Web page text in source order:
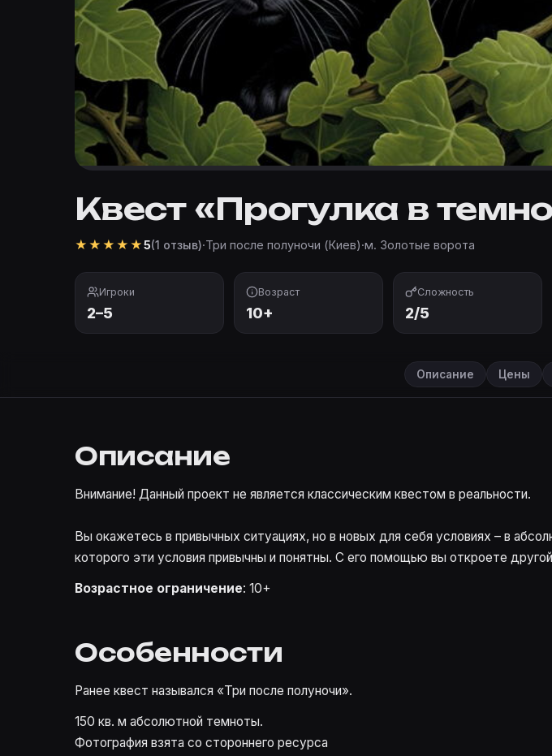
Квест «Прогулка в
★ ★ ★ ★ ★5(1 отзыв)·Три после полуночи (Киев)·м. Золотые ворота
Игроки
2–5
Возраст
10+
Сложность
2/5
Описание Цены
Описание
Внимание! Данный проект не является классическим квестом в реальности.
Вы окажетесь в привычных ситуациях, но в новых для себя условиях – в
которого эти условия привычны и понятны. С его помощью вы откроете
Возрастное ограничение: 10+
Особенности
Ранее квест назывался «Три после полуночи».
150 кв. м абсолютной темноты.
Фотография взята со стороннего ресурса